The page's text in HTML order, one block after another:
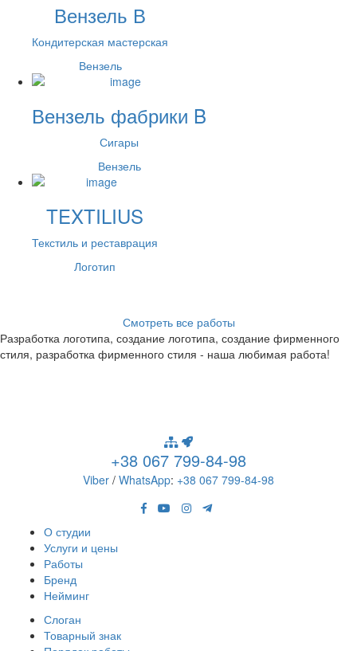
Вензель В
Кондитерская мастерская
Вензель
Вензель фабрики B
Сигары
Вензель
TEXTILIUS
Текстиль и реставрация
Логотип
Смотреть все работы
Разработка логотипа, создание логотипа, создание фирменного
стиля, разработка фирменного стиля - наша любимая работа!
+38 067 799-84-98
Viber / WhatsApp: +38 067 799-84-98
О студии
Услуги и цены
Работы
Бренд
Нейминг
Слоган
Товарный знак